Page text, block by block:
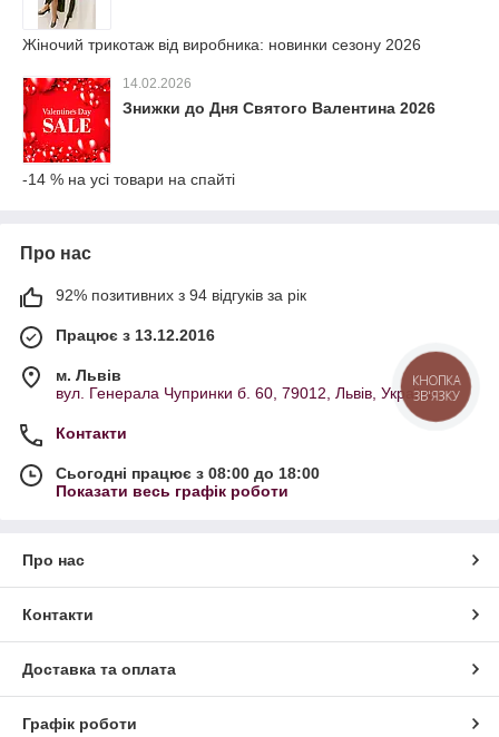
Жіночий трикотаж від виробника: новинки сезону 2026
14.02.2026
Знижки до Дня Святого Валентина 2026
-14 % на усі товари на спайті
Про нас
92% позитивних з 94 відгуків за рік
Працює з 13.12.2016
м. Львів
вул. Генерала Чупринки б. 60, 79012, Львів, Україна
Контакти
Сьогодні працює з 08:00 до 18:00
Показати весь графік роботи
Про нас
Контакти
Доставка та оплата
Графік роботи
КНОПКА
ЗВ'ЯЗКУ